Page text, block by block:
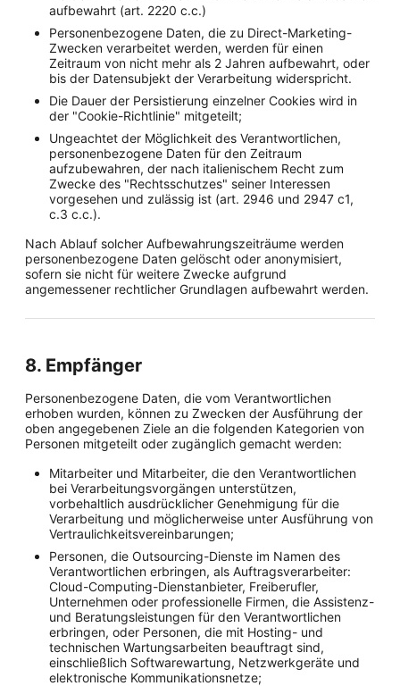
aufbewahrt (art. 2220 c.c.)
Personenbezogene Daten, die zu Direct-Marketing-
Zwecken verarbeitet werden, werden für einen
Zeitraum von nicht mehr als 2 Jahren aufbewahrt, oder
bis der Datensubjekt der Verarbeitung widerspricht.
Die Dauer der Persistierung einzelner Cookies wird in
der "Cookie-Richtlinie" mitgeteilt;
Ungeachtet der Möglichkeit des Verantwortlichen,
personenbezogene Daten für den Zeitraum
aufzubewahren, der nach italienischem Recht zum
Zwecke des "Rechtsschutzes" seiner Interessen
vorgesehen und zulässig ist (art. 2946 und 2947 c1,
c.3 c.c.).
Nach Ablauf solcher Aufbewahrungszeiträume werden
personenbezogene Daten gelöscht oder anonymisiert,
sofern sie nicht für weitere Zwecke aufgrund
angemessener rechtlicher Grundlagen aufbewahrt werden.
8. Empfänger
Personenbezogene Daten, die vom Verantwortlichen
erhoben wurden, können zu Zwecken der Ausführung der
oben angegebenen Ziele an die folgenden Kategorien von
Personen mitgeteilt oder zugänglich gemacht werden:
Mitarbeiter und Mitarbeiter, die den Verantwortlichen
bei Verarbeitungsvorgängen unterstützen,
vorbehaltlich ausdrücklicher Genehmigung für die
Verarbeitung und möglicherweise unter Ausführung von
Vertraulichkeitsvereinbarungen;
Personen, die Outsourcing-Dienste im Namen des
Verantwortlichen erbringen, als Auftragsverarbeiter:
Cloud-Computing-Dienstanbieter, Freiberufler,
Unternehmen oder professionelle Firmen, die Assistenz-
und Beratungsleistungen für den Verantwortlichen
erbringen, oder Personen, die mit Hosting- und
technischen Wartungsarbeiten beauftragt sind,
einschließlich Softwarewartung, Netzwerkgeräte und
elektronische Kommunikationsnetze;